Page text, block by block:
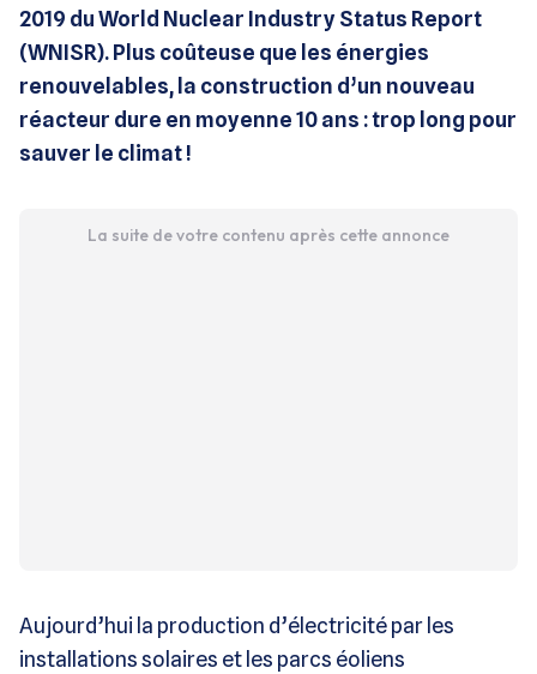
2019 du World Nuclear Industry Status Report
(WNISR). Plus coûteuse que les énergies
renouvelables, la construction d’un nouveau
réacteur dure en moyenne 10 ans : trop long pour
sauver le climat !
La suite de votre contenu après cette annonce
Aujourd’hui la production d’électricité par les
installations solaires et les parcs éoliens